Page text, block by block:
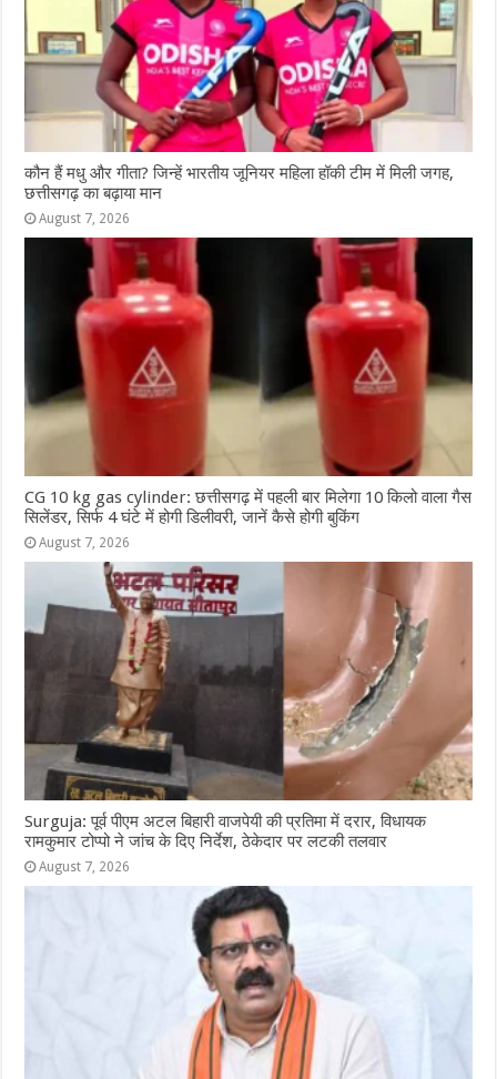
कौन हैं मधु और गीता? जिन्हें भारतीय जूनियर महिला हॉकी टीम में मिली जगह,
छत्तीसगढ़ का बढ़ाया मान
August 7, 2026
CG 10 kg gas cylinder: छत्तीसगढ़ में पहली बार मिलेगा 10 किलो वाला गैस
सिलेंडर, सिर्फ 4 घंटे में होगी डिलीवरी, जानें कैसे होगी बुकिंग
August 7, 2026
Surguja: पूर्व पीएम अटल बिहारी वाजपेयी की प्रतिमा में दरार, विधायक
रामकुमार टोप्पो ने जांच के दिए निर्देश, ठेकेदार पर लटकी तलवार
August 7, 2026